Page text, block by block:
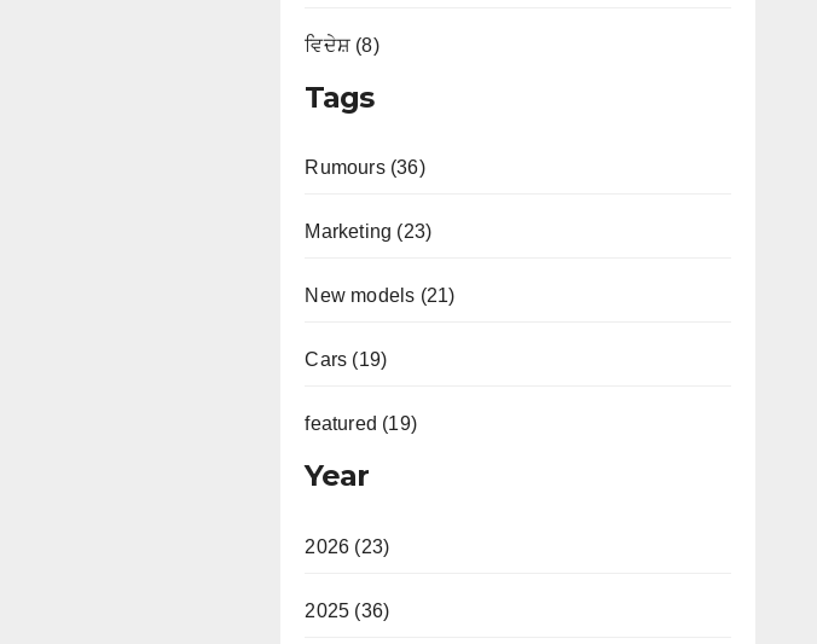
ਵਿਦੇਸ਼ (8)
Tags
Rumours (36)
Marketing (23)
New models (21)
Cars (19)
featured (19)
Year
2026 (23)
2025 (36)